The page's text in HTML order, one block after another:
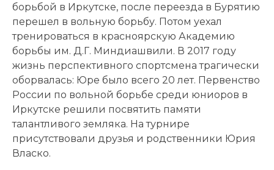
борьбой в Иркутске, после переезда в Бурятию
перешел в вольную борьбу. Потом уехал
тренироваться в красноярскую Академию
борьбы им. Д.Г. Миндиашвили. В 2017 году
жизнь перспективного спортсмена трагически
оборвалась: Юре было всего 20 лет. Первенство
России по вольной борьбе среди юниоров в
Иркутске решили посвятить памяти
талантливого земляка. На турнире
присутствовали друзья и родственники Юрия
Власко.